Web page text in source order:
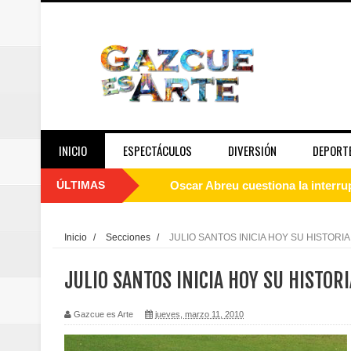
INICIO ESPECTÁCULOS DIVERSIÓN
ÚLTIMAS Oscar Abreu cuestiona la
Pavel Núñez y su Bipolarband
Banreservas y Banco Popular
“Los Rechazados 2” llega a los
Inicio / Secciones / JULIO SANTOS INICIA HOY SU
JULIO SANTOS INICIA HOY SU
Gazcue es Arte jueves, marzo 11, 2010